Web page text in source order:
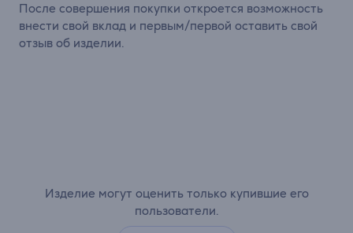
Изделие могут оценить только купившие его
пользователи.
После совершения покупки откроется возможность
внести свой вклад и первым/первой оставить свой
отзыв об изделии.